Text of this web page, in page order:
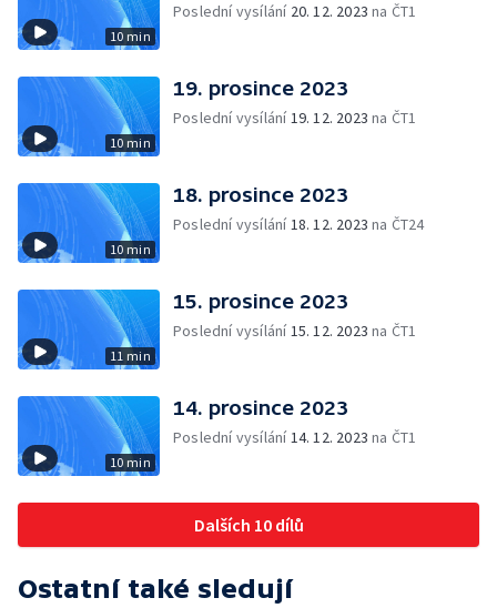
10 min
Poslední vysílání 20. 12. 2023 na ČT1
10 min
19. prosince 2023
Poslední vysílání19. 12. 2023 na ČT1
10 min
18. prosince 2023
Poslední vysílání18. 12. 2023 na ČT24
11 min
15. prosince 2023
Poslední vysílání15. 12. 2023 na ČT1
10 min
14. prosince 2023
Poslední vysílání14. 12. 2023 na ČT1
Dalších 10 dílů
Ostatní také sledují